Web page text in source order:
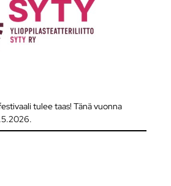
tulee taas! Tänä vuonna